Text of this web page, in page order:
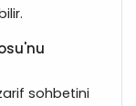
sohbetini